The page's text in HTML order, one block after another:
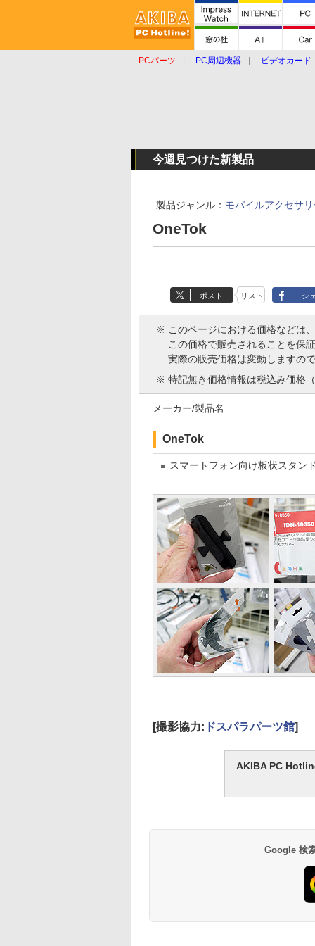
PCパーツ PC周辺機器 ビデオカード
今週見つけた新製品
製品ジャンル： モバイルアクセサリ
OneTok
ポスト リスト シ
※ このページにおける価格などは
この価格で販売されることを保
実際の販売価格は変動しますの
※ 特記無き価格情報は税込み価格
メーカー/製品名
OneTok
スマートフォン向け板状スタンド
[撮影協力: ドスパラパーツ館]
AKIBA PC
Google 検